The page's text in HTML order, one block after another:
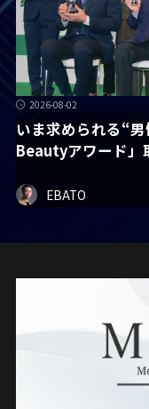
2026-08-02
いま求められる“
Beautyアワード」
EBATO